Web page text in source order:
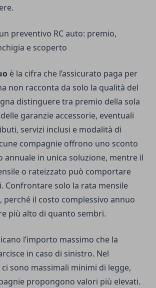
preventivo RC auto: premio,
e scoperto
è la cifra che l’assicurato paga per
non racconta da solo la qualità del
distinguere tra premio della sola
garanzie accessorie, eventuali
servizi inclusi e modalità di
compagnie offrono uno sconto
annuale in unica soluzione, mentre il
o rateizzato può comportare
Confrontare solo la rata mensile
perché il costo complessivo annuo
più alto di quanto sembri.
l’importo massimo che la
in caso di sinistro. Nel
sono massimali minimi di legge,
propongono valori più elevati.